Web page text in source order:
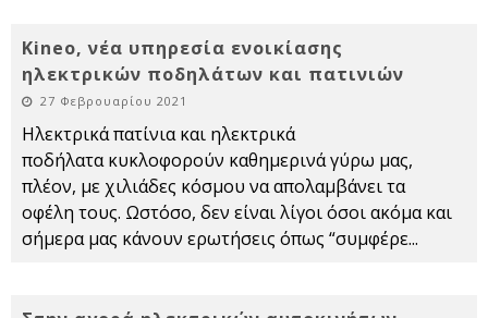
Kineo, νέα υπηρεσία ενοικίασης
ηλεκτρικών ποδηλάτων και πατινιών
27 Φεβρουαρίου 2021
Ηλεκτρικά πατίνια και ηλεκτρικά
ποδήλατα κυκλοφορούν καθημερινά γύρω μας,
πλέον, με χιλιάδες κόσμου να απολαμβάνει τα
οφέλη τους. Ωστόσο, δεν είναι λίγοι όσοι ακόμα και
σήμερα μας κάνουν ερωτήσεις όπως “συμφέρε...